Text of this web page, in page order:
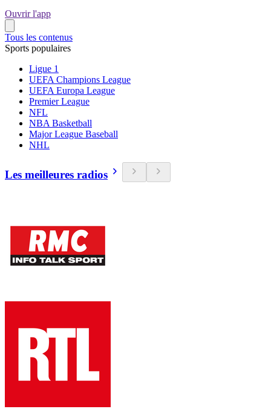
Ouvrir l'app
Tous les contenus
Sports populaires
Ligue 1
UEFA Champions League
UEFA Europa League
Premier League
NFL
NBA Basketball
Major League Baseball
NHL
Les meilleures radios